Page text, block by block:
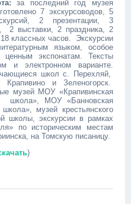
за последний год музея
7 экскурсоводов, 5
2 презентации, 3
2 выставки, 2 праздника, 2
классных часов. Экскурсии
языком, особое
экспонатам. Тексты
и электронном варианте.
школ с. Перехляй,
и Зеленогорск.
музей МОУ «Крапивинская
школа», МОУ «Банновская
музей крестьянского
школы, экскурсии в рамках
по историческим местам
на Томскую писаницу.
)